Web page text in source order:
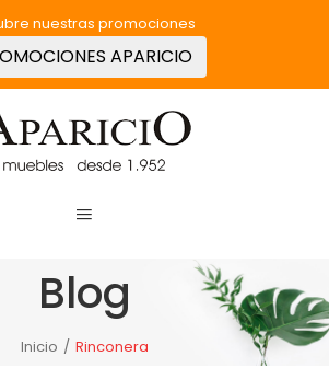
nuestras promociones
APARICIO
Blog
Inicio / Rinconera